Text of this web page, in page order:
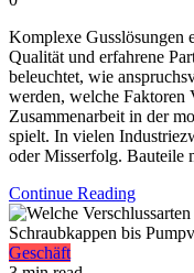
Komplexe Gusslösungen
Qualität und erfahrene
beleuchtet, wie
werden, welche Faktoren
Zusammenarbeit in der
spielt. In vielen
oder Misserfolg. Bauteile
Continue Reading
Geschäft